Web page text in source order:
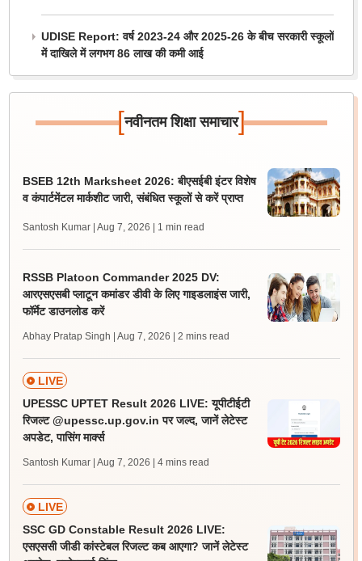
UDISE Report: वर्ष 2023-24 और 2025-26 के बीच सरकारी स्कूलों
में दाखिले में लगभग 86 लाख की कमी आई
[नवीनतम शिक्षा समाचार]
BSEB 12th Marksheet 2026: बीएसईबी इंटर विशेष
व कंपार्टमेंटल मार्कशीट जारी, संबंधित स्कूलों से करें प्राप्त
Santosh Kumar | Aug 7, 2026 | 1 min read
RSSB Platoon Commander 2025 DV:
आरएसएसबी प्लाटून कमांडर डीवी के लिए गाइडलाइंस जारी,
फॉर्मेट डाउनलोड करें
Abhay Pratap Singh | Aug 7, 2026 | 2 mins read
LIVE
UPESSC UPTET Result 2026 LIVE: यूपीटीईटी
रिजल्ट @upessc.up.gov.in पर जल्द, जानें लेटेस्ट
अपडेट, पासिंग मार्क्स
Santosh Kumar | Aug 7, 2026 | 4 mins read
LIVE
SSC GD Constable Result 2026 LIVE:
एसएससी जीडी कांस्टेबल रिजल्ट कब आएगा? जानें लेटेस्ट